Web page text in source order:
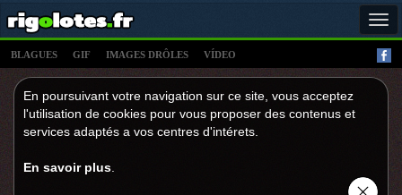
BLAGUES GIF IMAGES DRÔLES VÍDEO
En poursuivant votre navigation sur ce site, vous acceptez
l'utilisation de cookies pour vous proposer des contenus et
services adaptés a vos centres d'intérets.
En savoir plus